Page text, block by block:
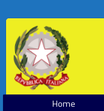
Home